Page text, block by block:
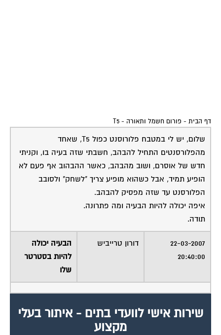
דף הבית - פורום חשמל ותאורה -
T5
שלום, יש לי במטבח פלורוסנט כפול T5, שאחד
מהפלורסנטים התחיל להבהב, חשבתי שזה בעיה בו, וקניתי
חדש של אוסרם, ושוב מהבהב, כאשר ההבהוב אף פעם לא
הופיע תמיד, אבל כשהוא מופיע צריך "לשחק" ולסובב
הפלורסנט עד שזה מפסיק להבהב.
איפה יכולה להיות הבעיה ומה פתרונה.
תודה.
22-03-2007
20:40:00
דורון טרייביש
הבעיה יכולה
להיות בסטרטר
שלו
שירות אישי לוועדי בתים - איתור בעלי
מקצוע